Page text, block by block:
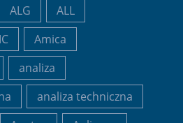
ALG
ALL
Amica
analiza
analiza techniczna